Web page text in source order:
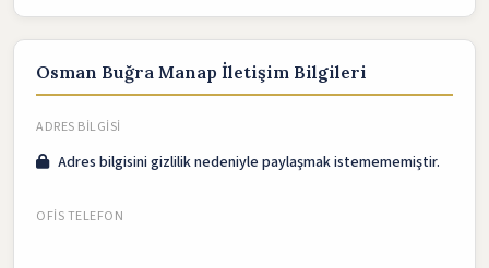
Osman Buğra Manap İletişim Bilgileri
ADRES BILGISI
Adres bilgisini gizlilik nedeniyle paylaşmak istemememiştir.
OFIS TELEFON